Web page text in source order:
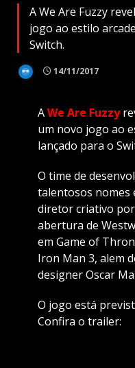
A We Are Fuzzy
jogo ao estilo
Switch.
14/11/2017
AWe Are Fuzzy
um novo jogo ao
lançado para o
O time de
talentosos nomes
diretor criativo
abertura de
em Game of
Iron Man 3, alem
designer Oscar
O jogo está
Confira o trailer: